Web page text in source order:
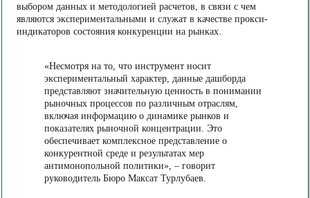
выбором данных и методологией расчетов, в связи с чем
являются экспериментальными и служат в качестве прокси-
индикаторов состояния конкуренции на рынках.
«Несмотря на то, что инструмент носит
экспериментальный характер, данные дашборда
представляют значительную ценность в понимании
рыночных процессов по различным отраслям,
включая информацию о динамике рынков и
показателях рыночной концентрации. Это
обеспечивает комплексное представление о
конкурентной среде и результатах мер
антимонопольной политики», – говорит
руководитель Бюро Максат Турлубаев.